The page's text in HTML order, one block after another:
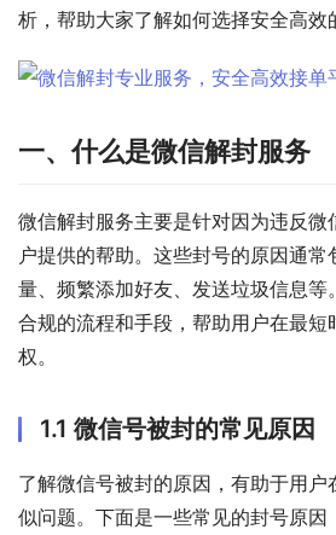
析，帮助大家了解如何选择安全高效
一、什么是微信解封服务
微信解封服务主要是针对因为违反微
户提供的帮助。这些封号的原因通
量、频繁添加好友、发送垃圾信息等
合规的流程和手段，帮助用户在最短
权。
1.1 微信号被封的常见原因
了解微信号被封的原因，有助于用
似问题。下面是一些常见的封号原因